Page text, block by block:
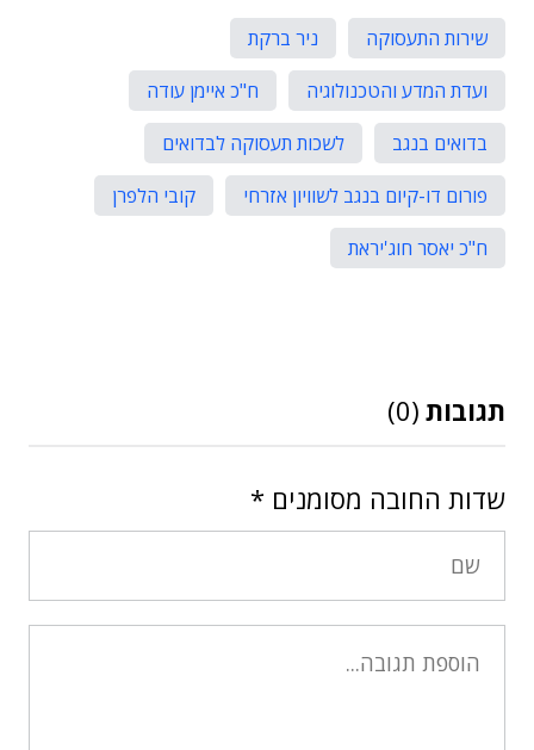
שירות התעסוקה
ניר ברקת
ועדת המדע והטכנולוגיה
ח"כ איימן עודה
בדואים בנגב
לשכות תעסוקה לבדואים
פורום דו-קיום בנגב לשוויון אזרחי
קובי הלפרן
ח"כ יאסר חוג'יראת
תגובות (0)
שדות החובה מסומנים *